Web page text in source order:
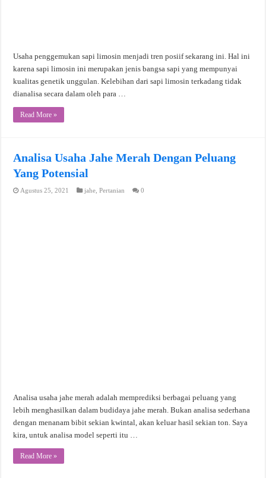
Usaha penggemukan sapi limosin menjadi tren posiif sekarang ini. Hal ini
karena sapi limosin ini merupakan jenis bangsa sapi yang mempunyai
kualitas genetik unggulan. Kelebihan dari sapi limosin terkadang tidak
dianalisa secara dalam oleh para …
Read More »
Analisa Usaha Jahe Merah Dengan Peluang
Yang Potensial
Agustus 25, 2021 jahe ,Pertanian 0
Analisa usaha jahe merah adalah memprediksi berbagai peluang yang
lebih menghasilkan dalam budidaya jahe merah. Bukan analisa sederhana
dengan menanam bibit sekian kwintal, akan keluar hasil sekian ton. Saya
kira, untuk analisa model seperti itu …
Read More »